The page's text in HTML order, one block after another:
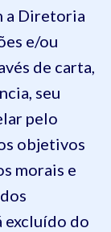
a Diretoria
e/ou
de carta,
seu
pelo
objetivos
morais e
excluído do